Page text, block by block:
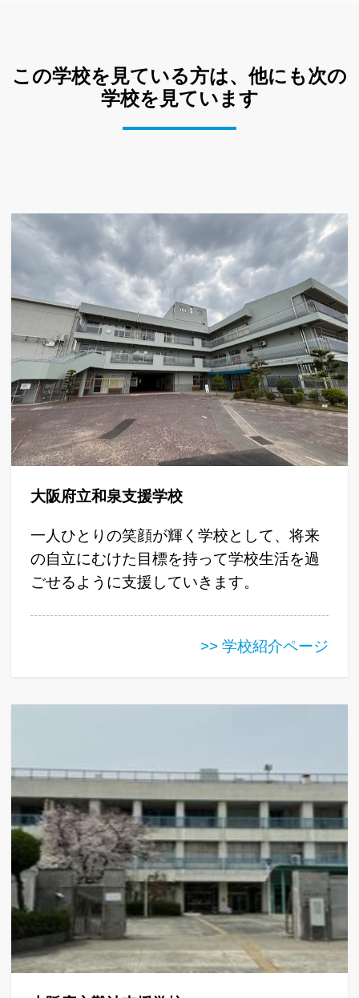
この学校を見ている方は、他にも次の
学校を見ています
大阪府立和泉支援学校
一人ひとりの笑顔が輝く学校として、将来
の自立にむけた目標を持って学校生活を過
ごせるように支援していきます。
>> 学校紹介ページ